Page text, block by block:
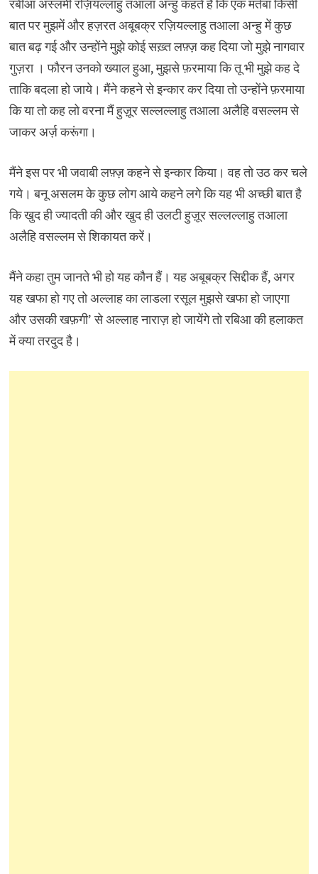
रबीआ अस्लमी रज़ियल्लाहु तआला अन्हु कहते हैं कि एक मर्तबा किसी
बात पर मुझमें और हज़रत अबूबक्र रज़ियल्लाहु तआला अन्हु में कुछ
बात बढ़ गई और उन्होंने मुझे कोई सख़्त लफ़्ज़ कह दिया जो मुझे नागवार
गुज़रा । फौरन उनको ख्याल हुआ, मुझसे फ़रमाया कि तू भी मुझे कह दे
ताकि बदला हो जाये। मैंने कहने से इन्कार कर दिया तो उन्होंने फ़रमाया
कि या तो कह लो वरना मैं हुज़ूर सल्लल्लाहु तआला अलैहि वसल्लम से
जाकर अर्ज़ करूंगा।
मैंने इस पर भी जवाबी लफ़्ज़ कहने से इन्कार किया। वह तो उठ कर चले
गये। बनू असलम के कुछ लोग आये कहने लगे कि यह भी अच्छी बात है
कि खुद ही ज्यादती की और खुद ही उलटी हुज़ूर सल्लल्लाहु तआला
अलैहि वसल्लम से शिकायत करें।
मैंने कहा तुम जानते भी हो यह कौन हैं। यह अबूबक्र सिद्दीक हैं, अगर
यह खफा हो गए तो अल्लाह का लाडला रसूल मुझसे खफा हो जाएगा
और उसकी खफ़गी’ से अल्लाह नाराज़ हो जायेंगे तो रबिआ की हलाकत
में क्या तरदुद है।